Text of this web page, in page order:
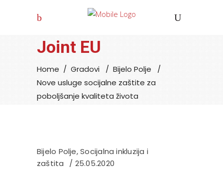
Joint EU
Home / Gradovi / Bijelo Polje
/
Nove usluge socijalne zaštite za
poboljšanje kvaliteta života
Bijelo Polje,Socijalna inkluzija i
zaštita
25.05.2020